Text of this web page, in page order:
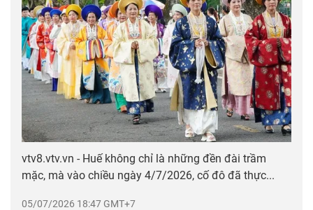
05/07/2026 18:47 GMT+7
vtv8.vtv.vn - Huế không chỉ là những đền đài trầm
mặc, mà vào chiều ngày 4/7/2026, cố đô đã thực...